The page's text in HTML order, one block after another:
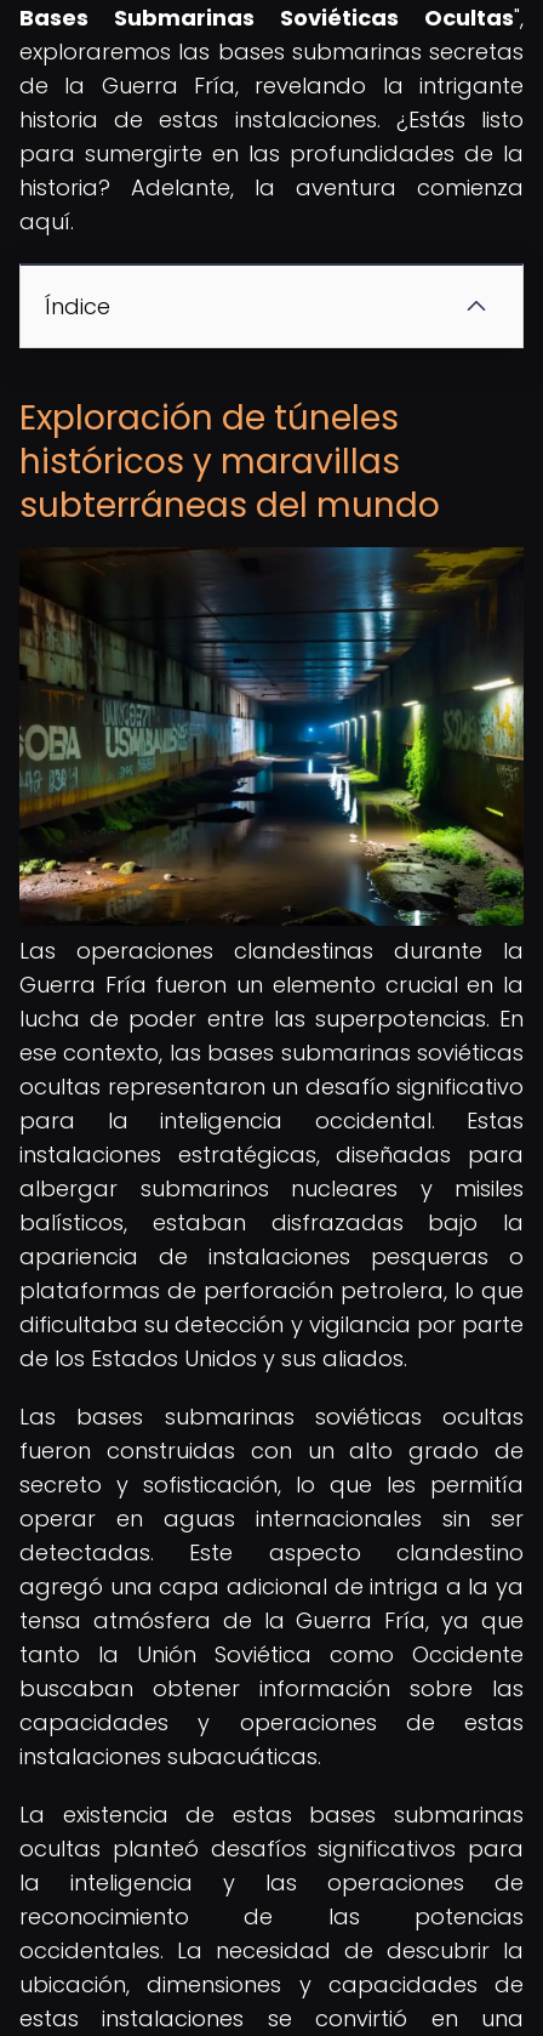
Bases Submarinas Soviéticas Ocultas",
exploraremos las bases submarinas secretas
de la Guerra Fría, revelando la intrigante
historia de estas instalaciones. ¿Estás listo
para sumergirte en las profundidades de la
historia? Adelante, la aventura comienza
aquí.
Índice
Exploración de túneles
históricos y maravillas
subterráneas del mundo
Las operaciones clandestinas durante la
Guerra Fría fueron un elemento crucial en la
lucha de poder entre las superpotencias. En
ese contexto, las bases submarinas soviéticas
ocultas representaron un desafío significativo
para la inteligencia occidental. Estas
instalaciones estratégicas, diseñadas para
albergar submarinos nucleares y misiles
balísticos, estaban disfrazadas bajo la
apariencia de instalaciones pesqueras o
plataformas de perforación petrolera, lo que
dificultaba su detección y vigilancia por parte
de los Estados Unidos y sus aliados.
Las bases submarinas soviéticas ocultas
fueron construidas con un alto grado de
secreto y sofisticación, lo que les permitía
operar en aguas internacionales sin ser
detectadas. Este aspecto clandestino
agregó una capa adicional de intriga a la ya
tensa atmósfera de la Guerra Fría, ya que
tanto la Unión Soviética como Occidente
buscaban obtener información sobre las
capacidades y operaciones de estas
instalaciones subacuáticas.
La existencia de estas bases submarinas
ocultas planteó desafíos significativos para
la inteligencia y las operaciones de
reconocimiento de las potencias
occidentales. La necesidad de descubrir la
ubicación, dimensiones y capacidades de
estas instalaciones se convirtió en una